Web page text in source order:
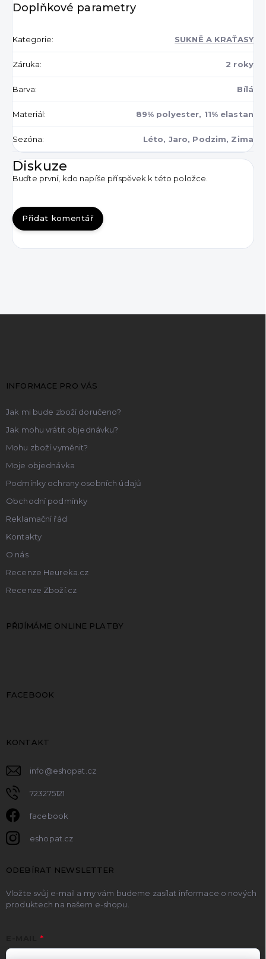
Doplňkové parametry
Kategorie: SUKNĚ A KRAŤASY
Záruka: 2 roky
Barva: Bílá
Materiál: 89% polyester, 11% elastan
Sezóna: Léto, Jaro, Podzim, Zima
Diskuze
Buďte první, kdo napíše příspěvek k této položce.
Přidat komentář
INFORMACE PRO VÁS
Jak mi bude zboží doručeno?
Jak mohu vrátit objednávku?
Mohu zboží vyměnit?
Moje objednávka
Podmínky ochrany osobních údajů
Obchodní podmínky
Reklamační řád
Kontakty
O nás
Recenze Heureka.cz
Recenze Zboží.cz
PŘIJÍMÁME ONLINE PLATBY
FACEBOOK
KONTAKT
info@eshopat.cz
723275121
facebook
eshopat.cz
ODEBÍRAT NEWSLETTER
Vložte svůj e-mail a my vám budeme zasílat informace o nových
produktech na našem e-shopu.